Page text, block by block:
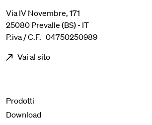
Via IV Novembre, 171
25080 Prevalle (BS) - IT
P.iva / C.F. 04750250989
Vai al sito
Menu footer
Prodotti
Download